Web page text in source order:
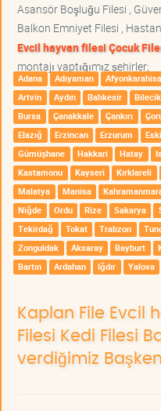
Asansör Boşluğu Filesi ,
Balkon Emniyet Filesi ,
Evcil hayvan filesi Çocuk
montajı yaptığımız şehirler;
Adana Adıyaman
Artvin
Aydın Balıkesir Bilecik
Bursa
Çanakkale Çankırı
Elazığ
Erzincan Erzurum
Gümüşhane
Hakkari Hatay
Kastamonu
Kayseri Kırklareli
Malatya
Manisa
Niğde
Ordu Rize Sakarya
Tekirdağ
Tokat Trabzon
Zonguldak
Aksaray Bayburt
Bartın
Ardahan Iğdır Yalova
Kaplan File Evcil
Filesi Kedi Filesi
verdiğimiz